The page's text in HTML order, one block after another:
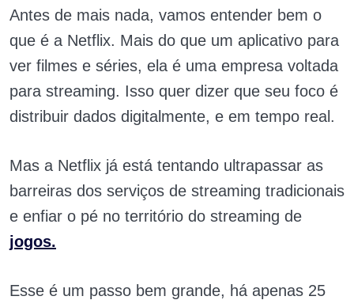
Antes de mais nada, vamos entender bem o
que é a Netflix. Mais do que um aplicativo para
ver filmes e séries, ela é uma empresa voltada
para streaming. Isso quer dizer que seu foco é
distribuir dados digitalmente, e em tempo real.
Mas a Netflix já está tentando ultrapassar as
barreiras dos serviços de streaming tradicionais
e enfiar o pé no território do streaming de
jogos.
Esse é um passo bem grande, há apenas 25